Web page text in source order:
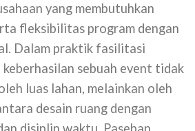
yang membutuhkan
fleksibilitas program dengan
Dalam praktik fasilitasi
sebuah event tidak
luas lahan, melainkan oleh
desain ruang dengan